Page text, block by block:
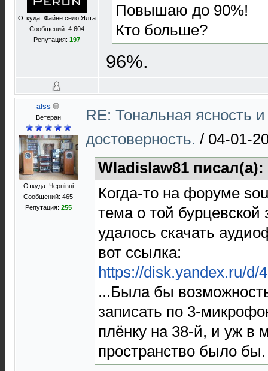
Откуда: Файне село Ялта
Сообщений: 4 604
Репутация: 197
Повышаю до 90%!
Кто больше?
96%.
alss
Ветеран
Откуда: Чернівці
Сообщений: 465
Репутация: 255
RE: Тональная ясность
достоверность. / 04-01-
Wladislaw81 писал(а):
Когда-то на форуме
тема о той
удалось скачать
вот ссылка:
https://disk.yandex.ru/d/
...Была бы
записать по 3-
плёнку на 38-й, и уж в
пространство было бы.